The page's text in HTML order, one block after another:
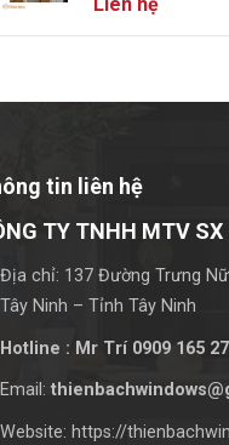
tin liên hệ
TY TNHH MTV
Địa chỉ: 137 Đường Trưng Nữ
Tây Ninh – Tỉnh Tây Ninh
Hotline : Mr Trí 0909 165
Email:
Website: https://